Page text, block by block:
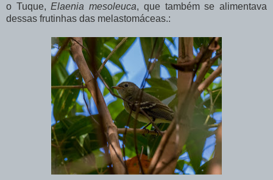
o Tuque,Elaenia mesoleuca, que também se alimentava
dessas frutinhas das melastomáceas.: